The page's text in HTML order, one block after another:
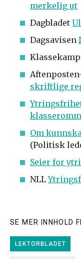
merkelig ut
Dagbladet
Dagsavisen
skriftlige
Om
(Politisk
Seier for
NLL
SE MER INNHOLD
LEKTORBLADET